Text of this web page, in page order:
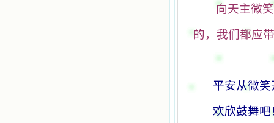
向天主微
的，我们都应
平安从微笑
欢欣鼓舞